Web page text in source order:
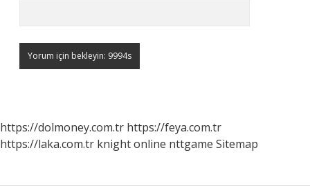
https://dolmoney.com.tr https://feya.com.tr
https://laka.com.tr knight online nttgame Sitemap